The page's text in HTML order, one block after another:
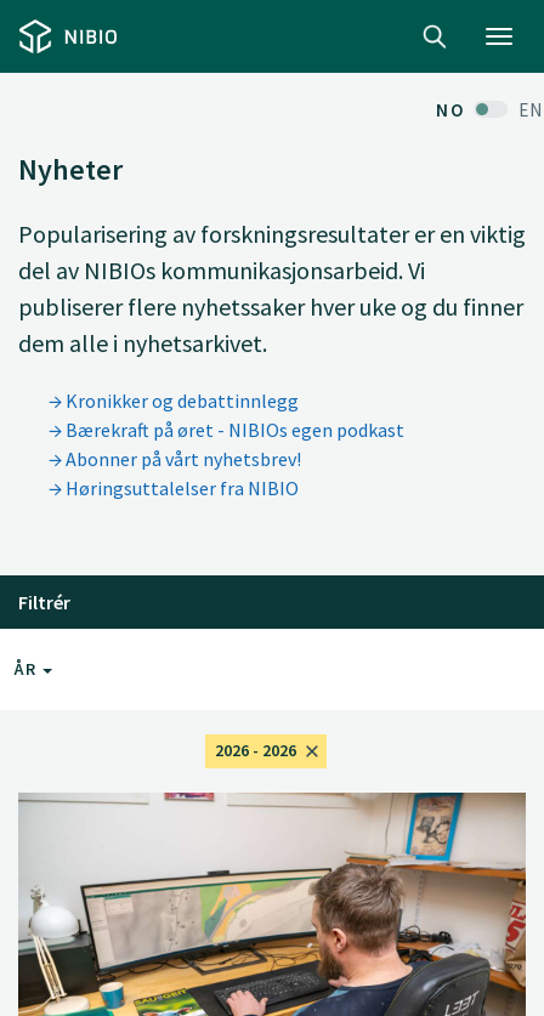
NO EN
Nyheter
Popularisering av forskningsresultater er en viktig
del av NIBIOs kommunikasjonsarbeid. Vi
publiserer flere nyhetssaker hver uke og du finner
dem alle i nyhetsarkivet.
Kronikker og debattinnlegg
Bærekraft på øret - NIBIOs egen podkast
Abonner på vårt nyhetsbrev!
Høringsuttalelser fra NIBIO
Filtrér
ÅR
2026 - 2026